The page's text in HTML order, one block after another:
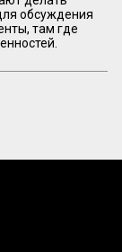
обсуждения
там где